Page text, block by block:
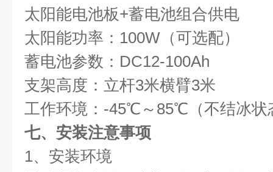
太阳能电池板+蓄电池组合供电
太阳能功率：100W（可选配）
蓄电池参数：DC12-100Ah
支架高度：立杆3米横臂3米
工作环境：-45℃～85℃（不结冰状
七、安装注意事项
1、安装环境